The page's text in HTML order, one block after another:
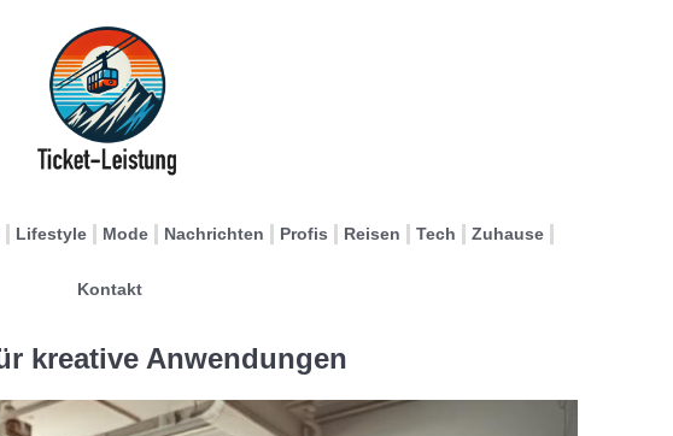
Lifestyle Mode Nachrichten Profis Reisen Tech Zuhause
Kontakt
kreative Anwendungen